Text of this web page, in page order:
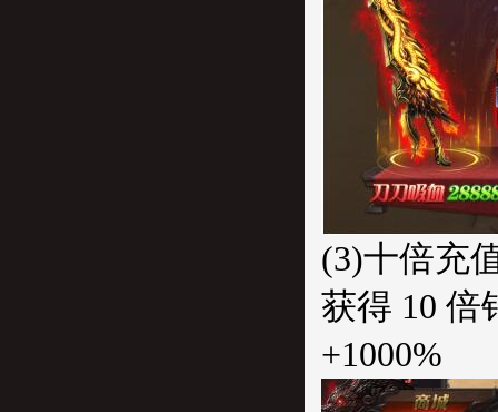
(3)十倍充
获得 10 倍
+1000%